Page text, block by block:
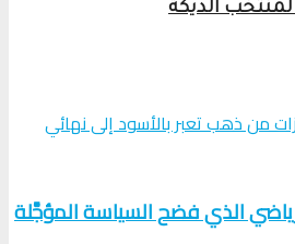
لمنتخب الديكة
الذي فضح السياسة المؤجَّلة